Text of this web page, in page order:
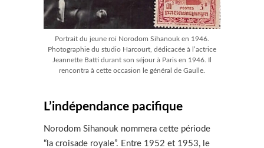
Portrait du jeune roi Norodom Sihanouk en 1946.
Photographie du studio Harcourt, dédicacée à l’actrice
Jeannette Batti durant son séjour à Paris en 1946. Il
rencontra à cette occasion le général de Gaulle.
L’indépendance pacifique
Norodom Sihanouk nommera cette période
“la croisade royale”. Entre 1952 et 1953, le